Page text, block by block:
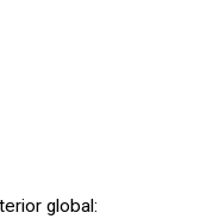
global: